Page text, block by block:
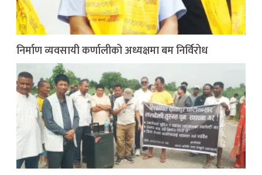
निर्माण व्यवसायी कर्णालीको अध्यक्षमा बम निर्विरोध